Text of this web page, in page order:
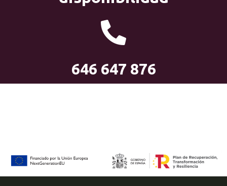
646 647 876